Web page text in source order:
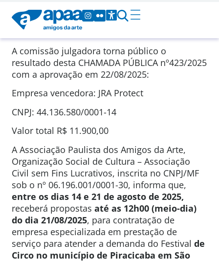
A comissão julgadora torna público o
resultado desta CHAMADA PÚBLICA nº423/2025
com a aprovação em 22/08/2025:
Empresa vencedora: JRA Protect
CNPJ: 44.136.580/0001-14
Valor total R$ 11.900,00
A Associação Paulista dos Amigos da Arte,
Organização Social de Cultura – Associação
Civil sem Fins Lucrativos, inscrita no CNPJ/MF
sob o nº 06.196.001/0001-30, informa que,
entre os dias 14 e 21 de agosto de 2025,
receberá propostas até as 12h00 (meio-dia)
do dia 21/08/2025, para contratação de
empresa especializada em prestação de
serviço para atender a demanda do Festival de
Circo no município de Piracicaba em São